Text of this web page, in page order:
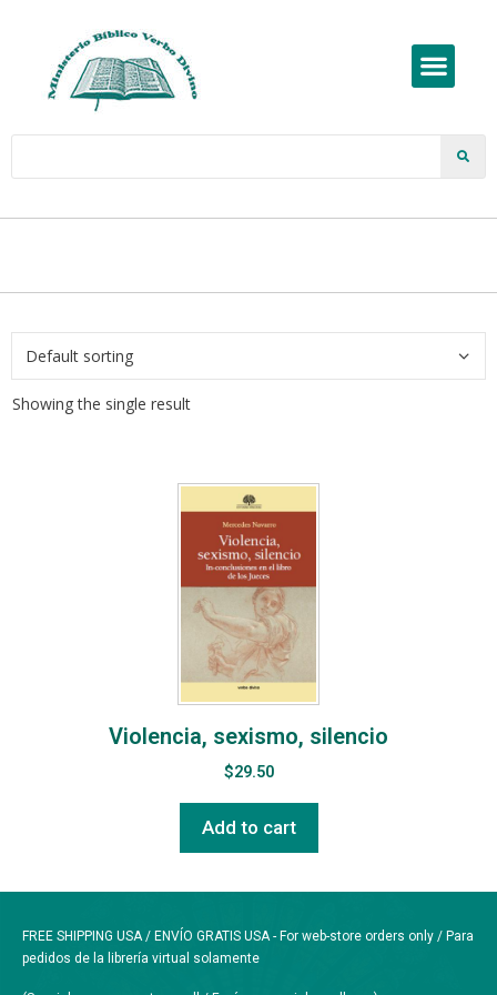
Showing the single result
Violencia, sexismo, silencio
$29.50
Add to cart
FREE SHIPPING USA / ENVÍO GRATIS USA - For web-store orders only / Para
pedidos de la librería virtual solamente